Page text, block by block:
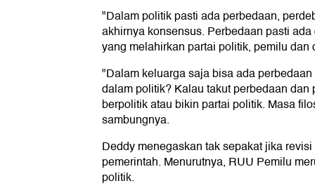
"Dalam politik pasti ada perbedaan,
akhirnya konsensus. Perbedaan pasti
yang melahirkan partai politik, pemilu dan
"Dalam keluarga saja bisa ada
dalam politik? Kalau takut perbedaan dan
berpolitik atau bikin partai politik. Masa
sambungnya.
Deddy menegaskan tak sepakat jika
pemerintah. Menurutnya, RUU Pemilu
politik.